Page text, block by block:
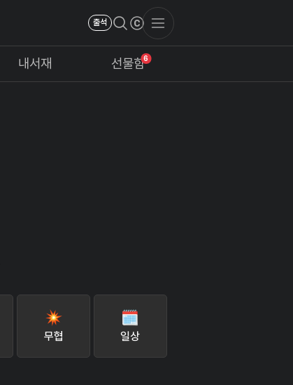
출석
내서재 6
선물함
무협 일상